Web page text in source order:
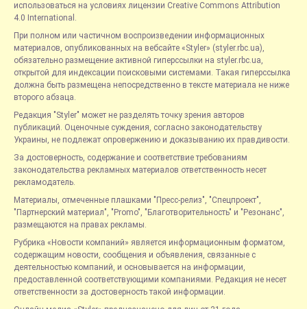
использоваться на условиях лицензии Creative Commons Attribution
4.0 International.
При полном или частичном воспроизведении информационных
материалов, опубликованных на вебсайте «Styler» (styler.rbc.ua),
обязательно размещение активной гиперссылки на styler.rbc.ua,
открытой для индексации поисковыми системами. Такая гиперссылка
должна быть размещена непосредственно в тексте материала не ниже
второго абзаца.
Редакция "Styler" может не разделять точку зрения авторов
публикаций. Оценочные суждения, согласно законодательству
Украины, не подлежат опровержению и доказыванию их правдивости.
За достоверность, содержание и соответствие требованиям
законодательства рекламных материалов ответственность несет
рекламодатель.
Материалы, отмеченные плашками "Пресс-релиз", "Спецпроект",
"Партнерский материал", "Promo", "Благотворительность" и "Резонанс",
размещаются на правах рекламы.
Рубрика «Новости компаний» является информационным форматом,
содержащим новости, сообщения и объявления, связанные с
деятельностью компаний, и основывается на информации,
предоставленной соответствующими компаниями. Редакция не несет
ответственности за достоверность такой информации.